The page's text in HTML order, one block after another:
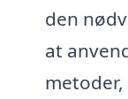
den
at